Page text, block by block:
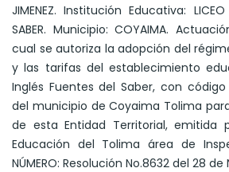
JIMENEZ. Institución Educativa: LICEO
SABER. Municipio: COYAIMA.
cual se autoriza la adopción del
y las tarifas del establecimiento
Inglés Fuentes del Saber, con código
del municipio de Coyaima Tolima
de esta Entidad Territorial, emitida
Educación del Tolima área de
NÚMERO: Resolución No.8632 del 28